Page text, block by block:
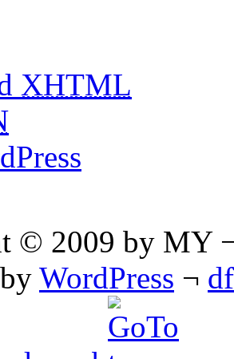
XHTML
© 2009 by MY
WordPress ¬